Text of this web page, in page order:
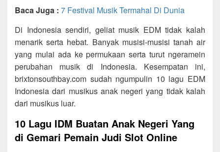
Baca Juga : 7 Festival Musik Termahal Di Dunia
Di Indonesia sendiri, geliat musik EDM tidak kalah
menarik serta hebat. Banyak musisi-musisi tanah air
yang mulai ada ke permukaan serta turut ngeramein
perubahan musik di Indonesia. Kesempatan ini,
brixtonsouthbay.com sudah ngumpulin 10 lagu EDM
Indonesia dari musikus anak negeri yang tidak kalah
dari musikus luar.
10 Lagu IDM Buatan Anak Negeri Yang
di Gemari Pemain Judi Slot Online